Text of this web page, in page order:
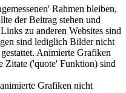
Rahmen bleiben,
der Beitrag stehen und
zu anderen Websites sind
sind lediglich Bilder nicht
Animierte Grafiken
Zitate ('quote' Funktion) sind
Grafiken nicht